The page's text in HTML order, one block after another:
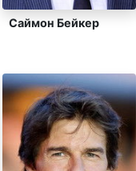
Саймон Бейкер